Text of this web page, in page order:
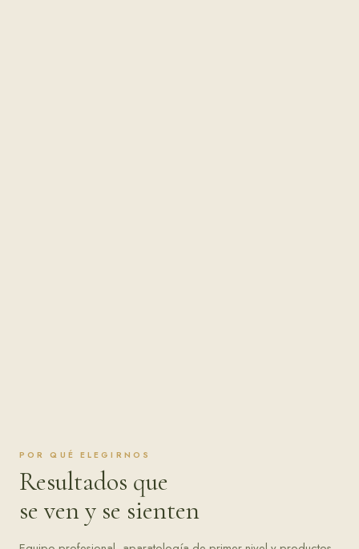
POR QUÉ ELEGIRNOS
Resultados que
se ven y se sienten